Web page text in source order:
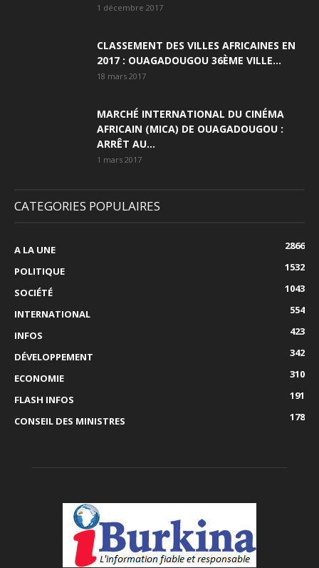
1 décembre 2017
CLASSEMENT DES VILLES AFRICAINES EN
2017 : OUAGADOUGOU 36ÈME VILLE...
18 mars 2017
MARCHÉ INTERNATIONAL DU CINÉMA
AFRICAIN (MICA) DE OUAGADOUGOU :
ARRÊT AU...
1 mars 2017
CATEGORIES POPULAIRES
A LA UNE
2866
POLITIQUE
1532
SOCIÉTÉ
1043
INTERNATIONAL
554
INFOS
423
DÉVELOPPEMENT
342
ECONOMIE
310
FLASH INFOS
191
CONSEIL DES MINISTRES
178